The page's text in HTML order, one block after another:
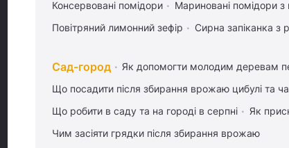
Консервовані помідори
Мариновані помідори з
Повітряний лимонний зефір
Сирна запіканка з
Сад-город Як допомогти молодим деревам
Що посадити після збирання врожаю цибулі та
Що робити в саду та на городі в серпні
Як
Чим засіяти грядки після збирання врожаю